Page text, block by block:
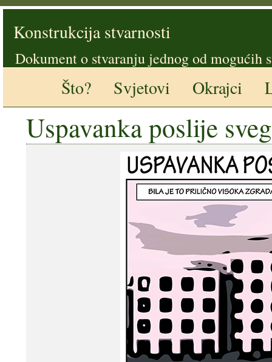
Konstrukcija stvarnosti
Dokument o stvaranju jednog od mogućih
Što? Svjetovi Okrajci
Uspavanka poslije